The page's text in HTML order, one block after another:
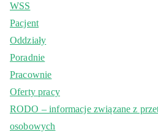
WSS
Pacjent
Oddziały
Poradnie
Pracownie
Oferty pracy
RODO – informacje związane z
osobowych